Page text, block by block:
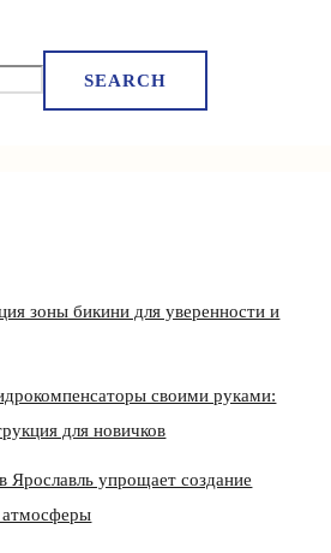
SEARCH
зоны бикини для уверенности и
своими руками:
для новичков
Ярославль упрощает создание
атмосферы